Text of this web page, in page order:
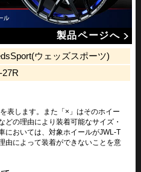
製品ページへ
ウェッズスポーツ)
27R
表します。また「×」はそのホイー
どの理由により装着可能なサイズ・
においては、対象ホイールがJWL-T
由によって装着ができないことを意